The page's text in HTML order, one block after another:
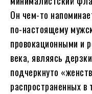
Он чем-то
по-настоящему
провокационными и
века, являясь
подчеркнуто
распространенных в